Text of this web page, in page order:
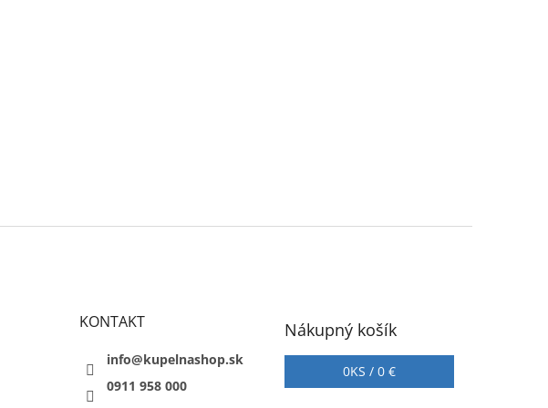
KONTAKT
info@kupelnashop.sk
0911 958 000
Nákupný košík
0KS /0 €